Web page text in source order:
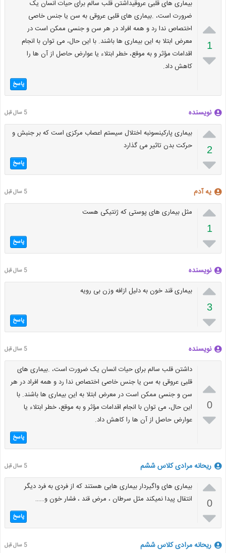

1

بیماری های قلبی عروقیداشتن قلب سالم برای حیات انسان یک
ضرورت است، .بیماری های قلبی عروقی به سن یا جنس خاصی
اختصاص ندا رد و همه افراد در هر سن و جنسی ممکن است در
معرض ابتلا به این بیماری ها باشند. با این حال، می توان با انجام
اقدامات مؤثر و به موقع، خطر ابتلاء یا عوارض حاصل از آن ها را
کاهش داد.
پاسخ
نویسنده 5 سال قبل

2

بیماری پارکینسونبه اختلال سیستم اعصاب مرکزی است که بر جنبش و
حرکت بدن تاثیر می گذارد
پاسخ
یه آدم 5 سال قبل

1

مثل بیماری های پوستی که ژنتیکی هست
پاسخ
نویسنده 5 سال قبل

3

بیماری قند خون به دلیل ازافه وزن بی رویه
پاسخ
نویسنده 5 سال قبل

0

داشتن قلب سالم برای حیات انسان یک ضرورت است، .بیماری های
قلبی عروقی به سن یا جنس خاصی اختصاص ندا رد و همه افراد در هر
سن و جنسی ممکن است در معرض ابتلا به این بیماری ها باشند. با
این حال، می توان با انجام اقدامات مؤثر و به موقع، خطر ابتلاء یا
عوارض حاصل از آن ها را کاهش داد.
پاسخ
ریحانه مرادی کلاس ششم 5 سال قبل

0

بیماری های واگیردار بیماری هایی هستند که از فردی به فرد دیگر
انتقال پیدا نمیکند مثل سرطان ، مرض قند ، فشار خون و……
پاسخ
ریحانه مرادی کلاس ششم 5 سال قبل